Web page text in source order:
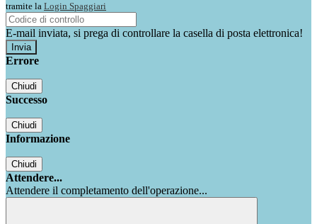
tramite la Login Spaggiari
E-mail inviata, si prega di controllare la casella di posta elettronica!
Errore
Chiudi
Successo
Chiudi
Informazione
Chiudi
Attendere...
Attendere il completamento dell'operazione...